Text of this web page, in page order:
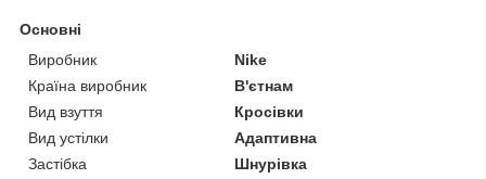
Основні
Виробник
Nike
Країна виробник
В'єтнам
Вид взуття
Кросівки
Вид устілки
Адаптивна
Застібка
Шнурівка